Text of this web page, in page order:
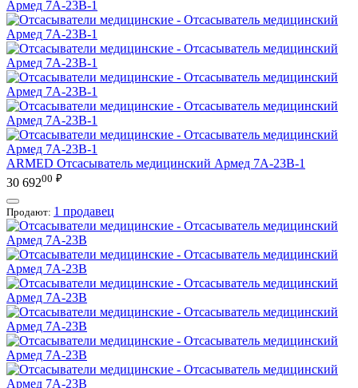
ARMED Отсасыватель медицинский Армед 7A-23B-1
30 69200 ₽
Продают: 1 продавец